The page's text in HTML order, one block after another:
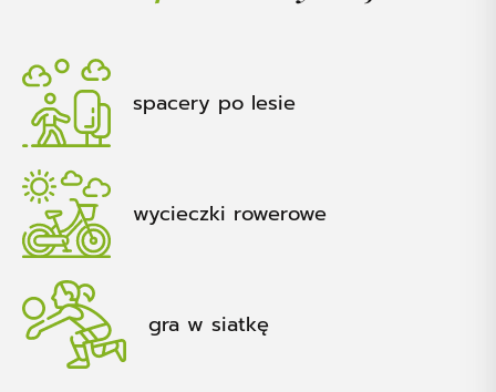
spacery po lesie
wycieczki rowerowe
gra w siatkę